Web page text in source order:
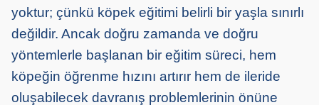
yoktur; çünkü köpek eğitimi belirli bir yaşla sınırlı
değildir. Ancak doğru zamanda ve doğru
yöntemlerle başlanan bir eğitim süreci, hem
köpeğin öğrenme hızını artırır hem de ileride
oluşabilecek davranış problemlerinin önüne